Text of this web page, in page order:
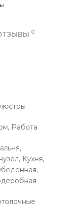
0
Работа
Кухня,